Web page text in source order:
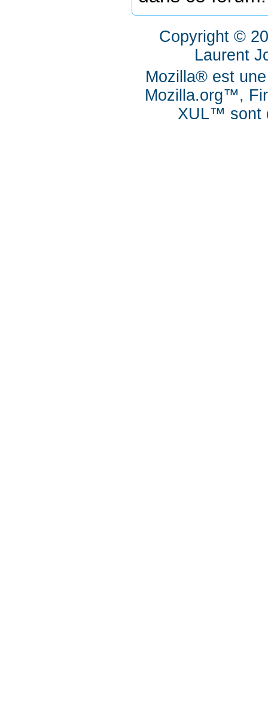
Copyright ©
Laurent
Mozilla® est
Mozilla.org™,
XUL™ sont